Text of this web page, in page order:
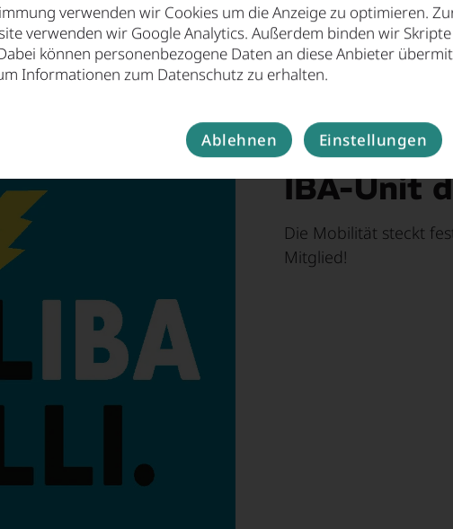
IBA-Unit
Die Mobilität steckt
Mitglied!
verwenden wir Cookies um die Anzeige zu optimieren.
verwenden wir Google Analytics. Außerdem binden wir
können personenbezogene Daten an diese Anbieter
Informationen zum Datenschutz zu erhalten.
Ablehnen Einstellungen